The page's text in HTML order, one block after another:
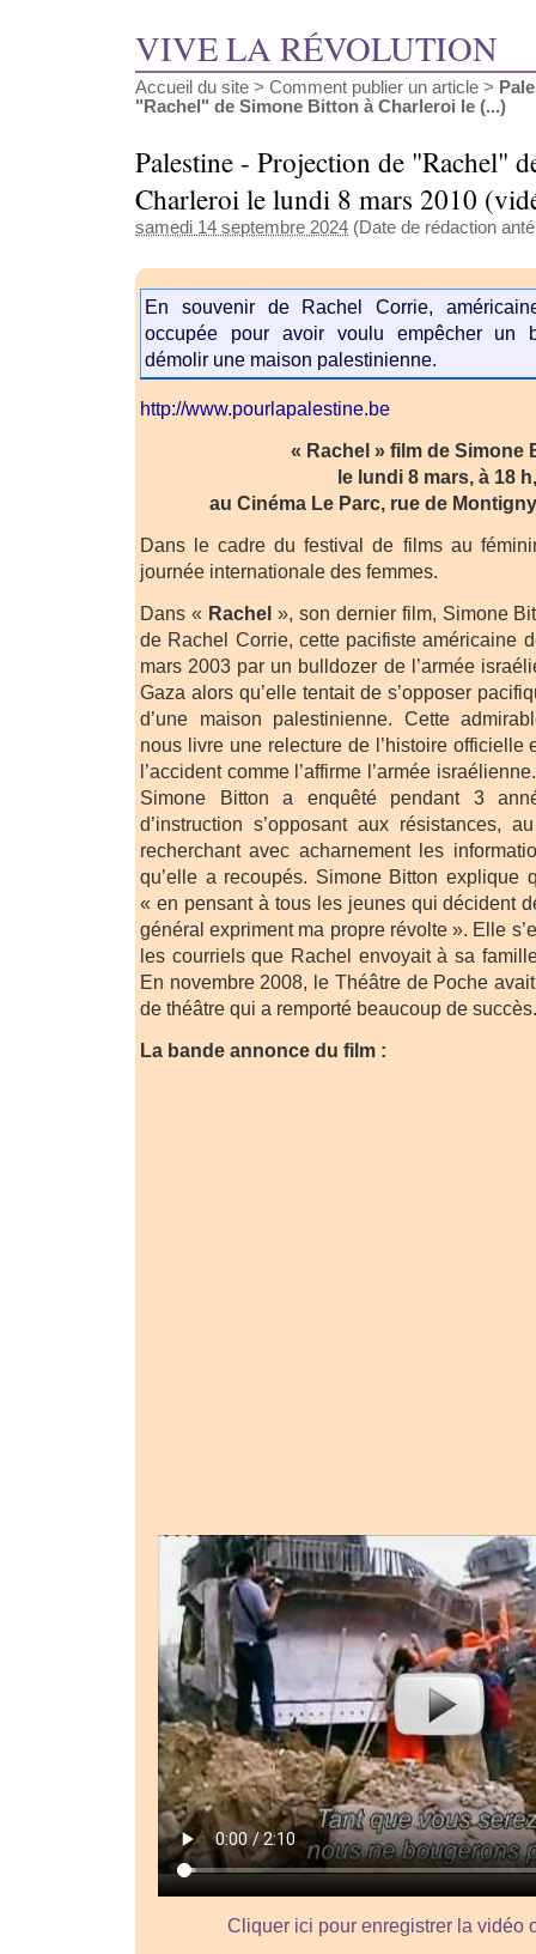
VIVE LA RÉVOLUTION
Accueil du site > Comment publier un article >
"Rachel" de Simone Bitton à Charleroi le (...)
Palestine - Projection de "Rachel"
Charleroi le lundi 8 mars 2010
samedi 14 septembre 2024 (Date de rédaction
En souvenir de Rachel Corrie,
occupée pour avoir voulu empêcher un
démolir une maison palestinienne.
http://www.pourlapalestine.be
« Rachel » film de Simone
le lundi 8 mars, à 18
au Cinéma Le Parc, rue de
Dans le cadre du festival de films au
journée internationale des femmes.
Dans « Rachel», son dernier film, Simone
de Rachel Corrie, cette pacifiste américaine
mars 2003 par un bulldozer de l’armée
Gaza alors qu’elle tentait de s’opposer
d’une maison palestinienne. Cette
nous livre une relecture de l’histoire officielle
l’accident comme l’affirme l’armée
Simone Bitton a enquêté pendant 3
d’instruction s’opposant aux résistances,
recherchant avec acharnement les
qu’elle a recoupés. Simone Bitton explique
« en pensant à tous les jeunes qui décident
général expriment ma propre révolte ». Elle
les courriels que Rachel envoyait à sa
En novembre 2008, le Théâtre de Poche
de théâtre qui a remporté beaucoup de succès.
La bande annonce du film :
Cliquer ici pour enregistrer la vidéo